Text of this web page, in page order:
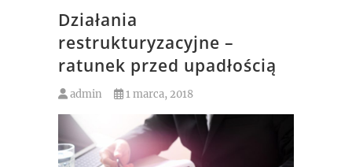
Działania
restrukturyzacyjne –
ratunek przed upadłością
admin 1 marca, 2018